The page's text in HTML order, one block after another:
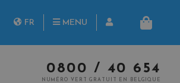
FR MENU
PANIER
0800 / 40 654
NUMÉRO VERT GRATUIT EN BELGIQUE